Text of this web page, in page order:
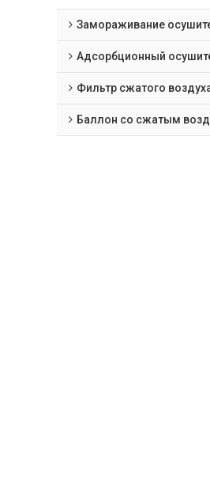
Замораживание осушителя сжатого
Адсорбционный осушитель сжатого
Фильтр сжатого
Баллон со сжатым